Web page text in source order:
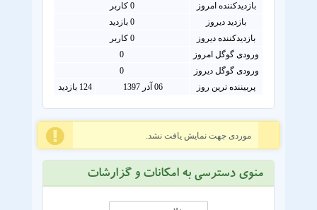
بازدیدکننده امروز
0 کاربر
بازدید دیروز
0 بازدید
بازدیدکننده دیروز
0 کاربر
ورودی گوگل امروز
0
ورودی گوگل دیروز
0
پربیننده ترین روز
06 آذر 1397 124 بازدید
موردی جهت نمایش یافت نشد.
منوی دسترسی به امکانات و گزارشات